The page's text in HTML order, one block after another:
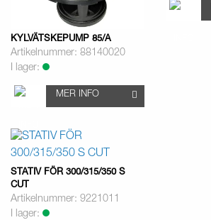
KYLVÄTSKEPUMP 85/A
Artikelnummer: 88140020
I lager:
MER INFO
STATIV FÖR 300/315/350 S
CUT
Artikelnummer: 9221011
I lager: